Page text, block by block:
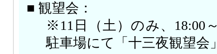
■ 観望会：
※11日（土）のみ、18:00
駐車場にて「十三夜観望会